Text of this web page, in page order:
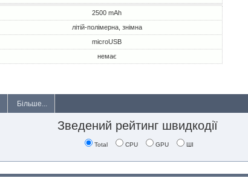
2500 mAh
літій-полімерна, знімна
microUSB
немає
Більше...
Зведений рейтинг швидкодії
Total CPU GPU ШІ